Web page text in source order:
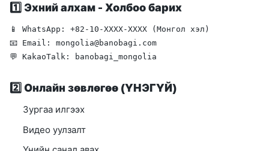
1️⃣ Эхний алхам - Холбоо барих
📱 WhatsApp: +82-10-XXXX-XXXX (Монгол хэл)
📧 Email: mongolia@banobagi.com
2️⃣ Онлайн зөвлөгөө (ҮНЭГҮЙ)
Зургаа илгээх
Видео уулзалт